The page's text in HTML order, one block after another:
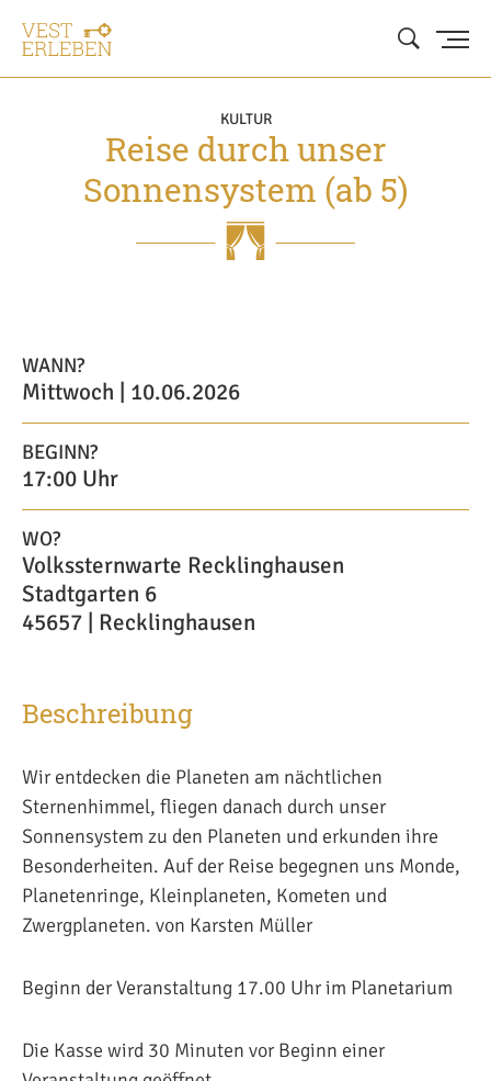
KULTUR
Reise durch unser
Sonnensystem (ab 5)
WANN?
Mittwoch | 10.06.2026
BEGINN?
17:00 Uhr
WO?
Volkssternwarte Recklinghausen
Stadtgarten 6
45657 | Recklinghausen
Beschreibung
Wir entdecken die Planeten am nächtlichen
Sternenhimmel, fliegen danach durch unser
Sonnensystem zu den Planeten und erkunden ihre
Besonderheiten. Auf der Reise begegnen uns Monde,
Planetenringe, Kleinplaneten, Kometen und
Zwergplaneten. von Karsten Müller
Beginn der Veranstaltung 17.00 Uhr im Planetarium
Die Kasse wird 30 Minuten vor Beginn einer